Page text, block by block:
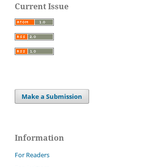
Current Issue
Make a Submission
Information
For Readers